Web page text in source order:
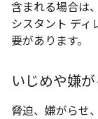
含まれる場合は
シスタント ディ
要があります。
いじめや嫌
脅迫、嫌がらせ